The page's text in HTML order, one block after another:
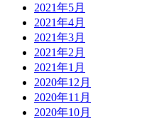
2021年5月
2021年4月
2021年3月
2021年2月
2021年1月
2020年12月
2020年11月
2020年10月